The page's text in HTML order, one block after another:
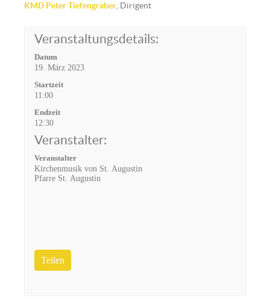
KMD Peter Tiefengraber , Dirigent
Veranstaltungsdetails:
Datum
19. März 2023
Startzeit
11:00
Endzeit
12:30
Veranstalter:
Veranstalter
Kirchenmusik von St. Augustin
Pfarre St. Augustin
Teilen